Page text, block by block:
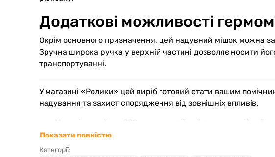
Додаткові можливості
Окрім основного призначення, цей надувний мішок можна
Зручна широка ручка у верхній частині дозволяє носити
транспортуванні.
У магазині «Ролики» цей виріб готовий стати вашим
надування та захист спорядження від зовнішніх впливів.
Матеріал: нейлон 20D – вологостійкий та зносостійкий;
Розмір у розкладеному стані: 80 х 43 см;
Компактний складений розмір: 48 х 13 см;
Показати повністю
Категорії: